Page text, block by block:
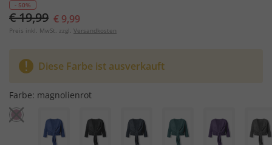
- 50%
€ 19,99 € 9,99
Preis inkl. MwSt. zzgl. Versandkosten
Diese Farbe ist ausverkauft
Farbe: magnolienrot